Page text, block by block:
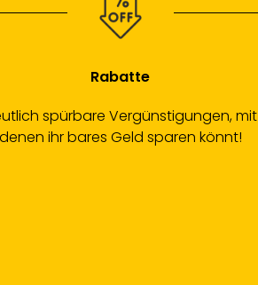
Rabatte
spürbare Vergünstigungen, mit
denen ihr bares Geld sparen könnt!